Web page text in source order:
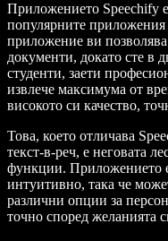
Приложението Speechify
популярните приложения
приложение ви позволява
документи, докато сте в
студенти, заети
извлече максимума от
високото си качество,
Това, което отличава
текст-в-реч, е неговата
функции. Приложението
интуитивно, така че
различни опции за
точно според желанията